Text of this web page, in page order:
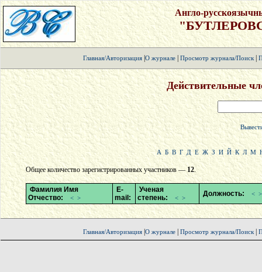
Англо-
Главная/Авторизация| О журнале| Просмотр журнала/Поиск|
Действительные
А Б В Г Д Е Ж З И Й К Л М
Общее количество зарегистрированных участников —12.
Фамилия Имя
Отчество:
< >
E-
mail:
Ученая
степень:
< > Должность: < >
Главная/Авторизация| О журнале| Просмотр журнала/Поиск|